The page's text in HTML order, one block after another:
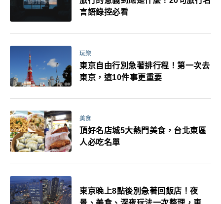
言語錄控必看
玩樂
東京自由行別急著排行程！第一次去
東京，這10件事更重要
美食
頂好名店城5大熱門美食，台北東區
人必吃名單
東京晚上8點後別急著回飯店！夜